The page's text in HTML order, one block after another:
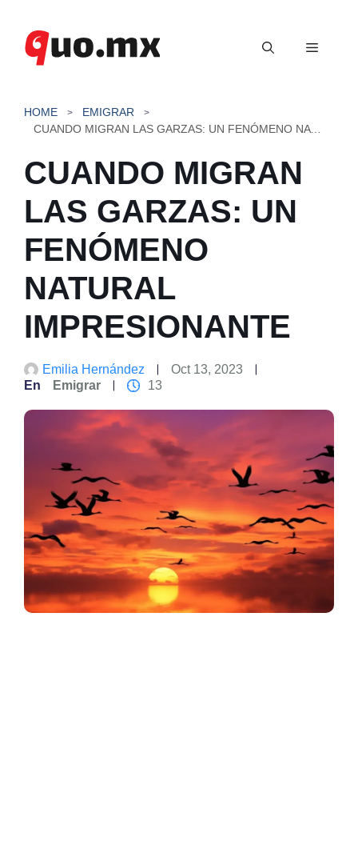
contenido
Menú
HOME
EMIGRAR
CUANDO MIGRAN LAS GARZAS: UN FENÓMENO NATURAL IMPRESIONANTE
CUANDO MIGRAN
LAS GARZAS: UN
FENÓMENO
NATURAL
IMPRESIONANTE
Emilia Hernández
Oct 13, 2023
En
Emigrar 13